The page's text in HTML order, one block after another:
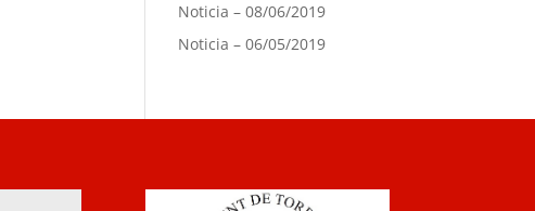
Noticia – 08/06/2019
Noticia – 06/05/2019